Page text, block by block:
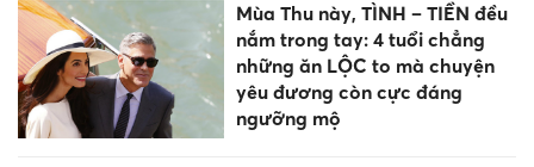
Mùa Thu này, TÌNH – TIỀN đều
nắm trong tay: 4 tuổi chẳng
những ăn LỘC to mà chuyện
yêu đương còn cực đáng
ngưỡng mộ